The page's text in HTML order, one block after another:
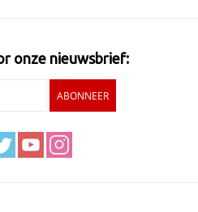
onze nieuwsbrief:
ABONNEER